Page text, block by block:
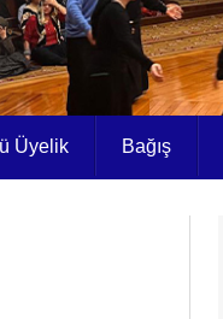
Üyelik Bağış